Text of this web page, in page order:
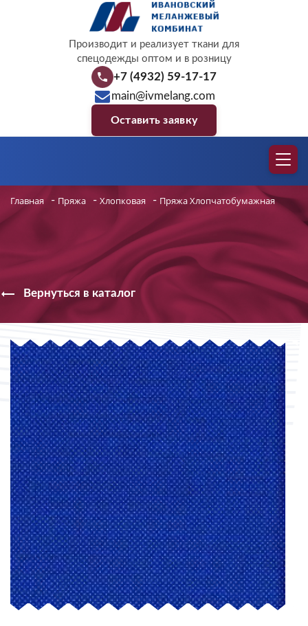
Производит и реализует ткани для
спецодежды оптом и в розницу
+7 (4932) 59-17-17
main@ivmelang.com
Оставить заявку
Главная - Пряжа - Хлопковая - Пряжа Хлопчатобумажная
Вернуться в каталог